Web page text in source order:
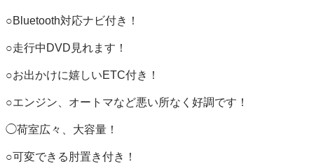
○Bluetooth対応ナビ付き！
○走行中DVD見れます！
○お出かけに嬉しいETC付き！
○エンジン、オートマなど悪い所なく好調です！
◯荷室広々、大容量！
○可変できる肘置き付き！